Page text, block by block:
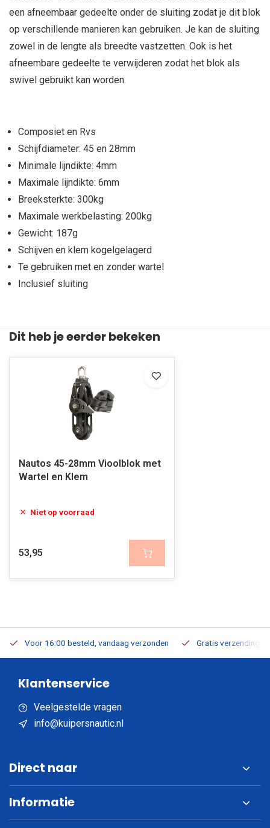
een afneembaar gedeelte onder de sluiting zodat je dit blok
op verschillende manieren kan gebruiken. Je kan de sluiting
zowel in de lengte als breedte vastzetten. Ook is het
afneembare gedeelte te verwijderen zodat het blok als
swivel gebruikt kan worden.
Composiet en Rvs
Schijfdiameter: 45 en 28mm
Minimale lijndikte: 4mm
Maximale lijndikte: 6mm
Breeksterkte: 300kg
Maximale werkbelasting: 200kg
Gewicht: 187g
Schijven en klem kogelgelagerd
Te gebruiken met en zonder wartel
Inclusief sluiting
Dit heb je eerder bekeken
Nautos 45-28mm Vioolblok met
Wartel en Klem
Niet op voorraad
53,95
Voor 16:00 besteld, vandaag verzonden Gratis verzending
Klantenservice
Veelgestelde vragen
info@kuipersnautic.nl
Direct naar
Informatie